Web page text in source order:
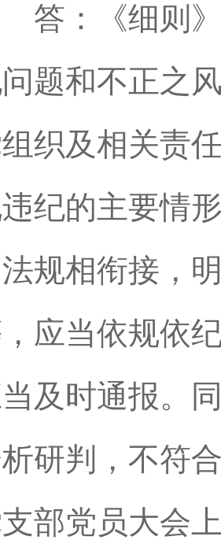
：《细则》
题和不正之
织及相关责
纪的主要情
规相衔接，
应当依规依
及时通报。
研判，不符
部党员大会